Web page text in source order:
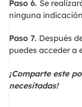
Paso 6. Se
ninguna
Paso 7. Después
puedes acceder a
¡Comparte este
necesitadas!